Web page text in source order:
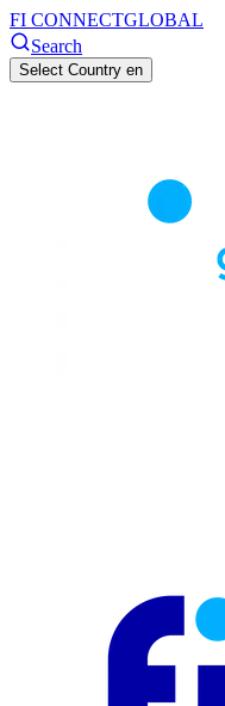
FI CONNECTGLOBAL
Search
Select Country en